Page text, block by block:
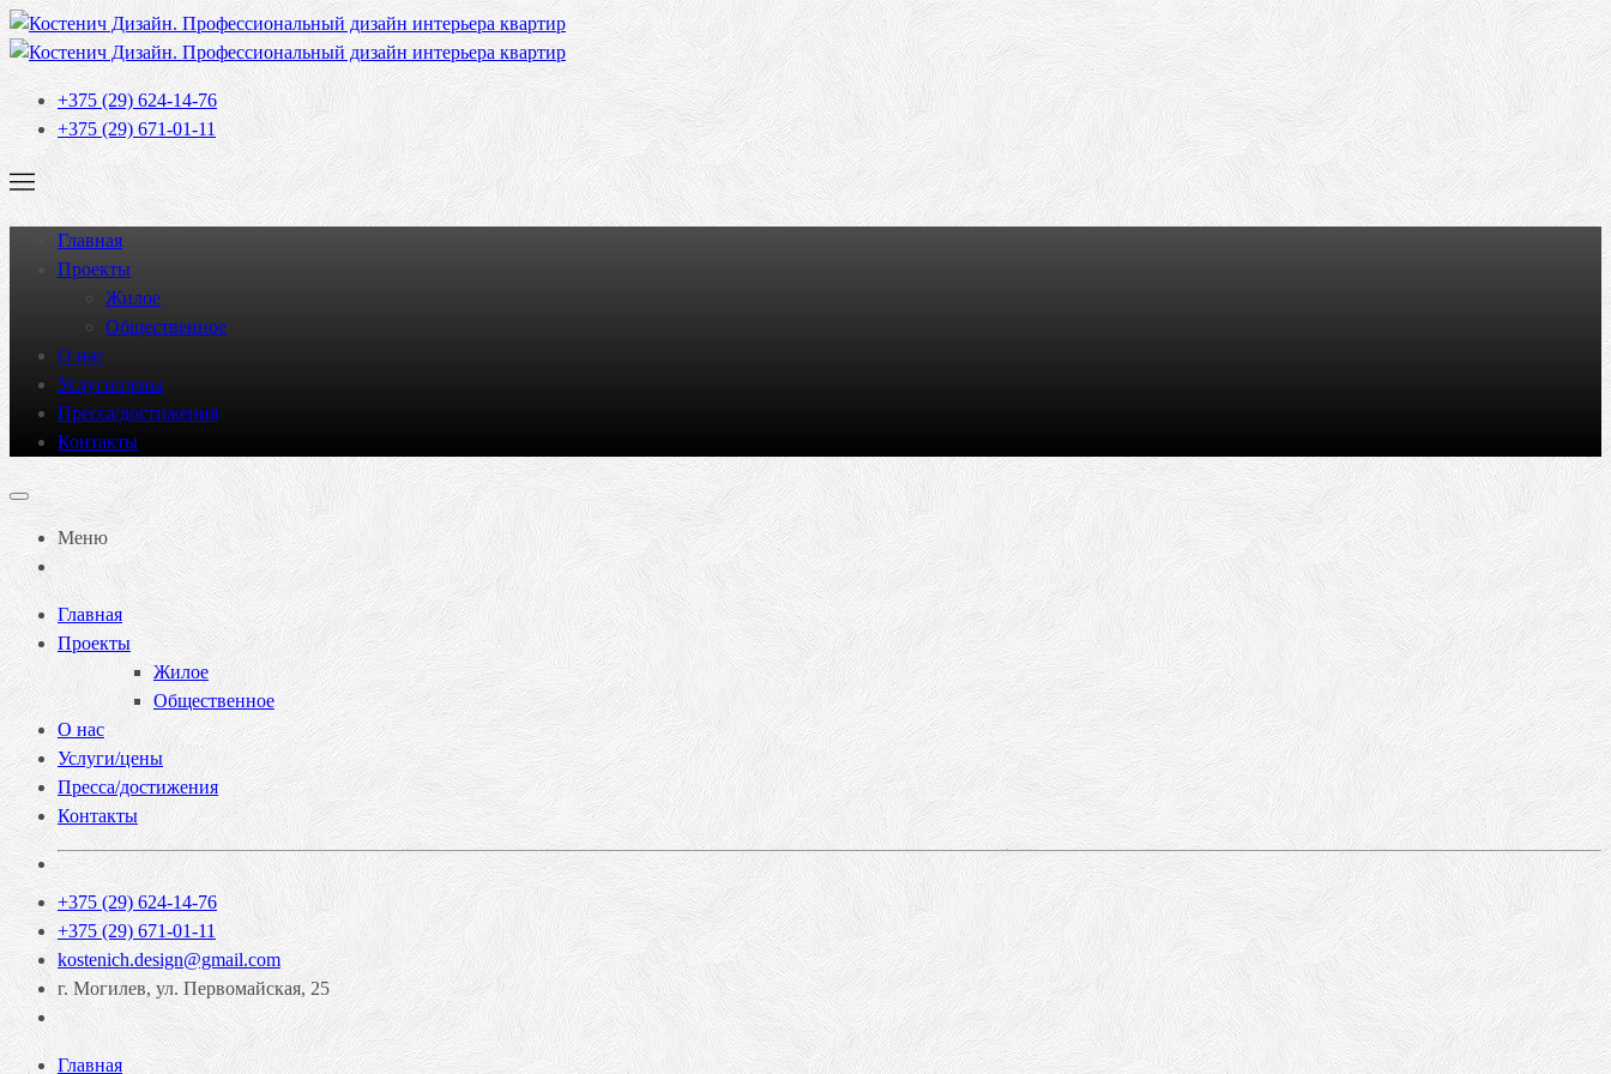
+375 (29) 624-14-76
+375 (29) 671-01-11
Главная
Проекты
Жилое
Общественное
О нас
Услуги/цены
Пресса/достижения
Контакты
Меню
Главная
Проекты
Жилое
Общественное
О нас
Услуги/цены
Пресса/достижения
Контакты
+375 (29) 624-14-76
+375 (29) 671-01-11
kostenich.design@gmail.com
г. Могилев, ул. Первомайская, 25
Главная